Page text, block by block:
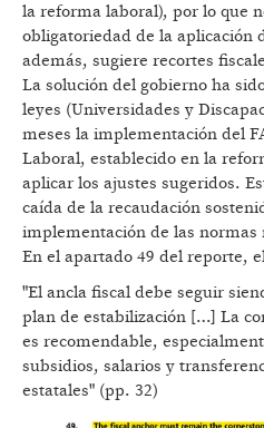
la reforma laboral), por lo que
obligatoriedad de la aplicación
además, sugiere recortes
La solución del gobierno ha
leyes (Universidades y
meses la implementación del
Laboral, establecido en la
aplicar los ajustes sugeridos.
caída de la recaudación
implementación de las
En el apartado 49 del reporte,
"El ancla fiscal debe seguir
plan de estabilización […] La
es recomendable,
subsidios, salarios y
estatales" (pp. 32)